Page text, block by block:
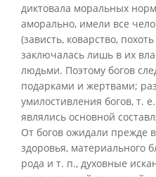
диктовала моральных
аморально, имели все
(зависть, коварство,
заключалась лишь в их
людьми. Поэтому богов
подарками и жертвами;
умилостивления богов, т.
являлись основной
От богов ожидали прежде
здоровья, материального
рода и т. п., духовные